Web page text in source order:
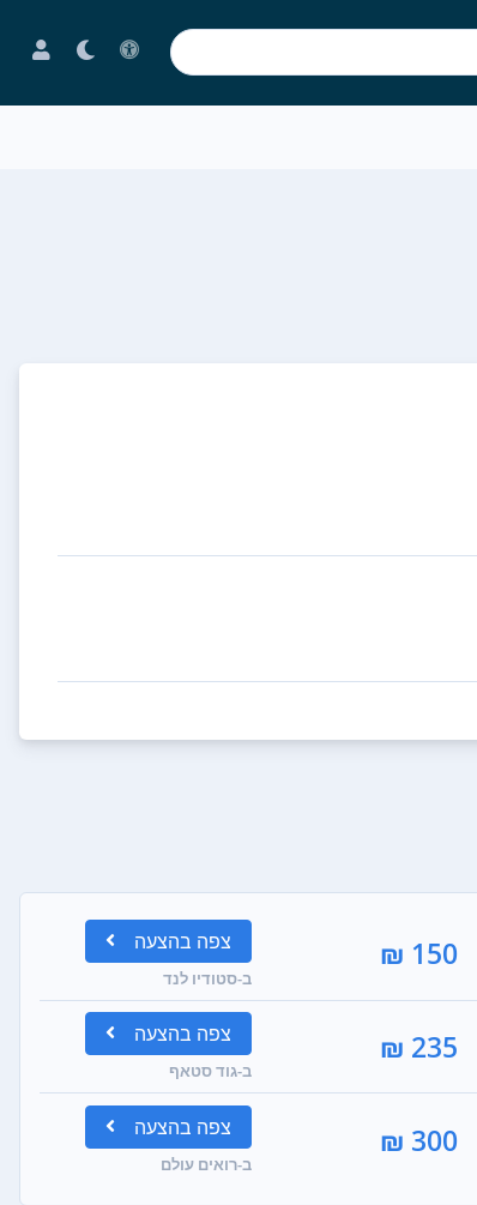
150 ₪ צפה בהצעה
ב-סטודיו לנד
235 ₪ צפה בהצעה
ב-גוד סטאף
300 ₪ צפה בהצעה
ב-רואים עולם